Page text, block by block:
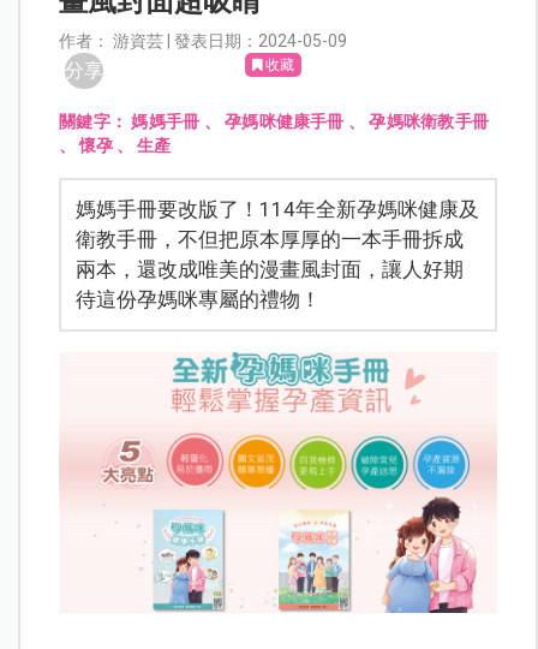
作者： 游資芸 | 發表日期：2024-05-09
分享 收藏
關鍵字：媽媽手冊 、孕媽咪健康手冊 、孕媽咪衛教手冊
、懷孕 、生產
媽媽手冊要改版了！114年全新孕媽咪健康及
衛教手冊，不但把原本厚厚的一本手冊拆成
兩本，還改成唯美的漫畫風封面，讓人好期
待這份孕媽咪專屬的禮物！